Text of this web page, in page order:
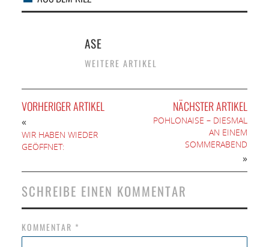
ASE
WEITERE ARTIKEL
VORHERIGER ARTIKEL
«
WIR HABEN WIEDER
GEÖFFNET:
NÄCHSTER ARTIKEL
POHLONAISE – DIESMAL
AN EINEM
SOMMERABEND
»
SCHREIBE EINEN KOMMENTAR
KOMMENTAR *